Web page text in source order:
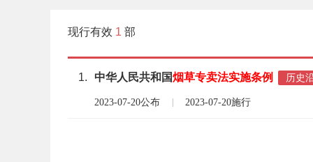
现行有效 1 部
1. 中华人民共和国烟草专卖法实施条例 历史
2023-07-20公布 2023-07-20施行